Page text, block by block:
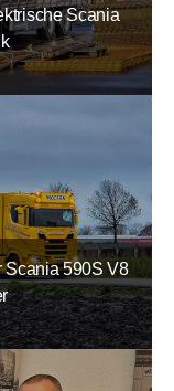
Scania
Scania 590S V8